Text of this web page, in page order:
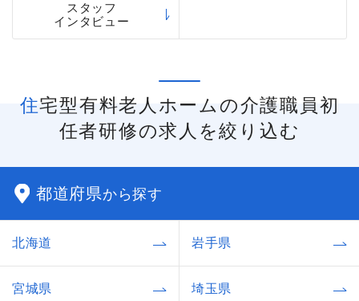
スタッフ
インタビュー
住宅型有料老人ホームの介護職員初
任者研修の求人を絞り込む
都道府県から探す
北海道 岩手県
宮城県 埼玉県